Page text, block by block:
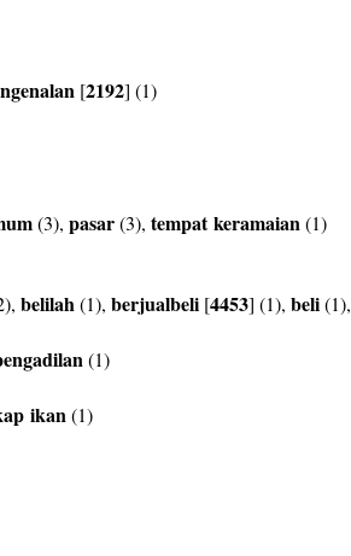
[2192] (1)
(3), pasar(3), tempat keramaian(1)
belilah(1), berjualbeli [4453] (1), beli(1),
(1)
ikan(1)